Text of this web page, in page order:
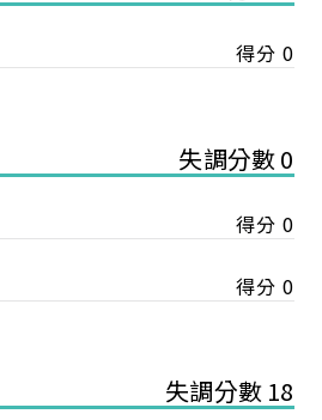
得分 0
失調分數 0
得分 0
得分 0
失調分數 18
送出會員申請
已成功送出，經本協會理事